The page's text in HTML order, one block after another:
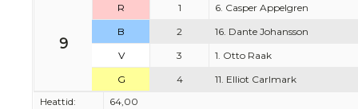
9
R 1
6. Casper Appelgren
B
2
16. Dante Johansson
V
3
1. Otto Raak
G
4
11. Elliot Carlmark
Heattid:
64,00